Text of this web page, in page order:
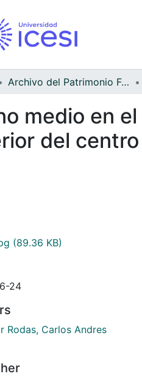
Archivo del Patrimonio Fotográfico y Fílmico del Valle del Cauca
medio en
del
(89.36 KB)
24
Rodas, Carlos Andres